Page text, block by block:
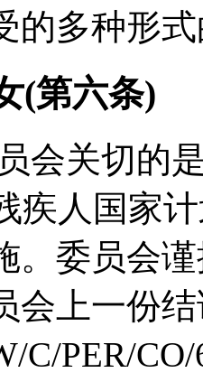
的多种形
(第六条)
会关切的
疾人国家
。委员会
会上一份
C/PER/